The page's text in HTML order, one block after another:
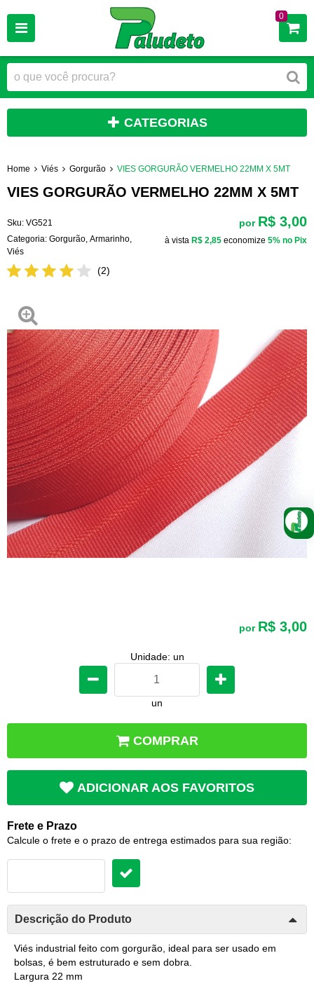
0
CATEGORIAS
Home Viés Gorgurão VIES GORGURÃO VERMELHO 22MM X 5MT
VIES GORGURÃO VERMELHO 22MM X 5MT
Sku: VG521
Categoria: Gorgurão Armarinho
Viés
(2)
por R$ 3,00
à vista R$ 2,85 economize 5% no Pix
por R$ 3,00
Unidade: un
un
COMPRAR
ADICIONAR AOS FAVORITOS
Frete e Prazo
Calcule o frete e o prazo de entrega estimados para sua região:
Descrição do Produto
Viés industrial feito com gorgurão, ideal para ser usado em
bolsas, é bem estruturado e sem dobra.
Largura 22 mm